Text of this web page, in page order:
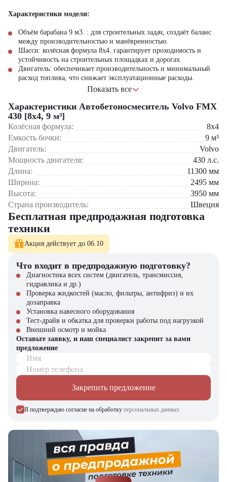
Характеристики модели:
Объём барабана 9 м3. : для строительных задач, создаёт баланс
между производительностью и манёвренностью.
Шасси: колёсная формула 8x4. гарантирует проходимость и
устойчивость на строительных площадках и дорогах.
Двигатель: обеспечивает производительность и минимальный
расход топлива, что снижает эксплуатационные расходы.
: создаёт плавное и точное управление процессом
бетона. Это гарантирует перемешивание и удобство в работе.
Управление: облегчает работу оператора, обеспечивая простоту
в эксплуатации при загрузке и выгрузке.
Если вам требуется надёжный автобетоносмеситель для
строительного бизнеса, Volvo FMX 430 [8x4, 9 м3] — это отличный
выбор. Узнайте цену и получите подробную информацию об
условиях приобретения модели, связавшись с экспертами ЦТО.
Предлагаем гибкие условия покупки, лизинг и сервисное
обслуживание. Этот миксер станет незаменимым помощником на
стройплощадке, обеспечивая бесперебойную доставку бетона. Не
упустите возможность купить технику, которая прослужит вам
долгие годы, принося стабильный доход.
Volvo FMX 430— это выбор профессионалов, ценящих надёжность
и производительность.
Показать все
Характеристики Автобетоносмеситель Volvo FMX
430 [8x4, 9 м³]
Колёсная формула:
8x4
Емкость бочки:
9 м³
Двигатель:
Volvo
Мощность двигателя:
430 л.с.
Длина:
11300 мм
Ширина:
2495 мм
Высота:
3950 мм
Страна производитель:
Швеция
Бесплатная предпродажная подготовка
техники
Акция действует до 06.10
Что входит в предпродажную подготовку?
Диагностика всех систем (двигатель, трансмиссия,
гидравлика и др.)
Проверка жидкостей (масло, фильтры, антифриз) и их
дозаправка
Установка навесного оборудования
Тест-драйв и обкатка для проверки работы под нагрузкой
Внешний осмотр и мойка
Оставьте заявку, и наш специалист закрепит за вами
предложение
Имя
Номер телефона
Закрепить предложение
Я подтверждаю согласие на обработку персональных данных